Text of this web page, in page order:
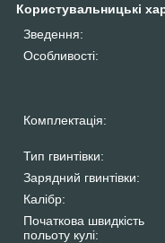
Користувальницькі
Зведення:
Особливості:
Комплектація:
Тип гвинтівки:
Зарядний гвинтівки:
Калібр:
Початкова швидкість
польоту кулі: